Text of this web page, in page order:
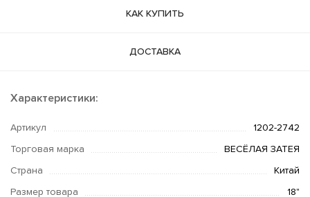
КАК КУПИТЬ
ДОСТАВКА
Характеристики:
Артикул 1202-2742
Торговая марка ВЕСЁЛАЯ ЗАТЕЯ
Страна Китай
Размер товара 18"